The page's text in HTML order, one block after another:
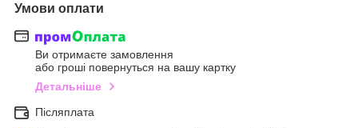
Умови оплати
Ви отримаєте замовлення
або гроші повернуться на вашу картку
Детальніше
Післяплата